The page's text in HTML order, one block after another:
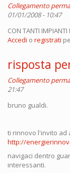
Collegamento
01/01/2008 - 10:47
CON TANTI
Accedi o registrati
risposta
Collegamento
21:47
bruno gualdi.
ti rinnovo l'invito ad
http://
navigaci dentro
interessanti.